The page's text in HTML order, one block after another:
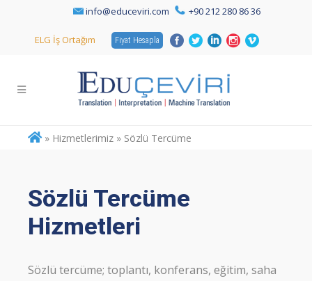
info@educeviri.com +90 212 280 86 36
ELG İş Ortağım Fiyat Hesapla
» Hizmetlerimiz » Sözlü Tercüme
Sözlü Tercüme
Hizmetleri
Sözlü tercüme; toplantı, konferans, eğitim, saha